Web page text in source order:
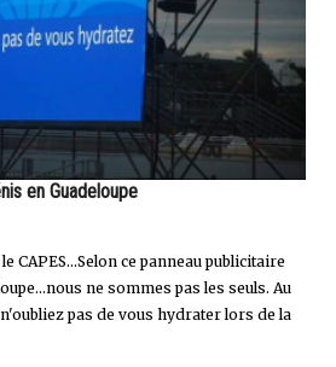
en Guadeloupe
CAPES...Selon ce panneau publicitaire
ne sommes pas les seuls. Au
pas de vous hydrater lors de la